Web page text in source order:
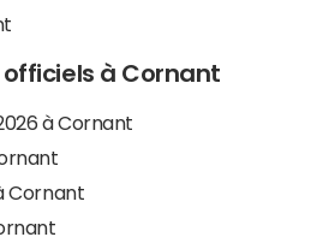
à Cornant
à Cornant
Cornant